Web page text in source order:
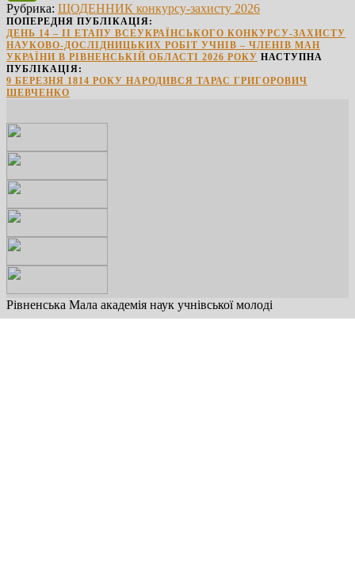
PrintFriendly
Рубрика: ЩОДЕННИК конкурсу-захисту 2026
ПОПЕРЕДНЯ ПУБЛІКАЦІЯ:
ДЕНЬ 14 – ІІ ЕТАПУ ВСЕУКРАЇНСЬКОГО КОНКУРСУ-ЗАХИСТУ
НАУКОВО-ДОСЛІДНИЦЬКИХ РОБІТ УЧНІВ – ЧЛЕНІВ МАН
УКРАЇНИ В РІВНЕНСЬКІЙ ОБЛАСТІ 2026 РОКУ НАСТУПНА
ПУБЛІКАЦІЯ:
9 БЕРЕЗНЯ 1814 РОКУ НАРОДИВСЯ ТАРАС ГРИГОРОВИЧ
ШЕВЧЕНКО
Рівненська Мала академія наук учнівської молоді